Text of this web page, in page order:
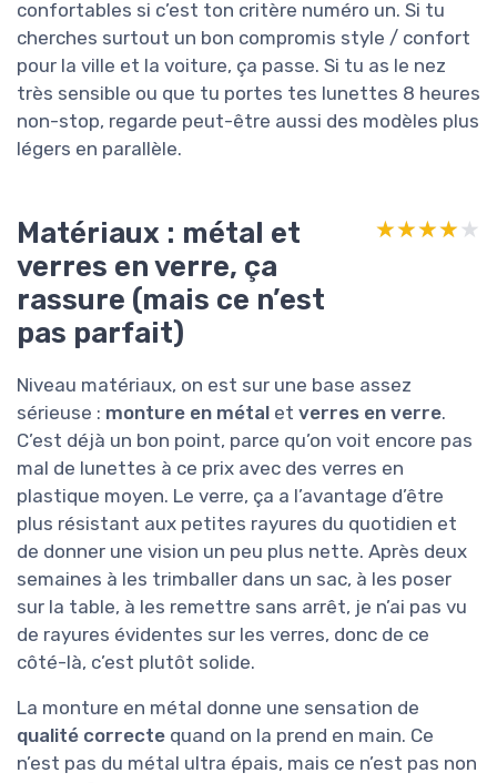
confortables si c’est ton critère numéro un. Si tu
cherches surtout un bon compromis style / confort
pour la ville et la voiture, ça passe. Si tu as le nez
très sensible ou que tu portes tes lunettes 8 heures
non-stop, regarde peut-être aussi des modèles plus
légers en parallèle.
Matériaux : métal et
verres en verre, ça
rassure (mais ce n’est
pas parfait)
★★★★★
★★★★★
Niveau matériaux, on est sur une base assez
sérieuse : monture en métal et verres en verre.
C’est déjà un bon point, parce qu’on voit encore pas
mal de lunettes à ce prix avec des verres en
plastique moyen. Le verre, ça a l’avantage d’être
plus résistant aux petites rayures du quotidien et
de donner une vision un peu plus nette. Après deux
semaines à les trimballer dans un sac, à les poser
sur la table, à les remettre sans arrêt, je n’ai pas vu
de rayures évidentes sur les verres, donc de ce
côté-là, c’est plutôt solide.
La monture en métal donne une sensation de
qualité correcte quand on la prend en main. Ce
n’est pas du métal ultra épais, mais ce n’est pas non